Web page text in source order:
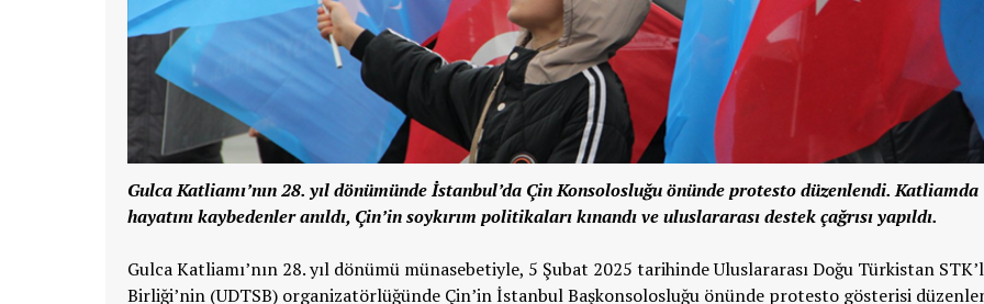
Gulca Katliamı’nın 28. yıl dönümünde İstanbul’da Çin Konsolosluğu önünde protesto düzenlendi. Katliamda
hayatını kaybedenler anıldı, Çin’in soykırım politikaları kınandı ve uluslararası destek çağrısı yapıldı.
Gulca Katliamı’nın 28. yıl dönümü münasebetiyle, 5 Şubat 2025 tarihinde Uluslararası Doğu Türkistan
Birliği’nin (UDTSB) organizatörlüğünde Çin’in İstanbul Başkonsolosluğu önünde protesto gösterisi